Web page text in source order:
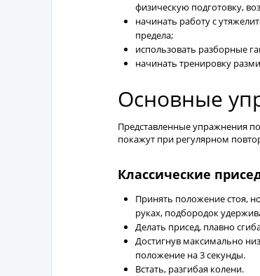
физическую подготовку,
начинать работу с
предела;
использовать разборные
начинать тренировку
Основные
Представленные упражнения
покажут при регулярном
Классические
Принять положение стоя,
руках, подбородок
Делать присед, плавно
Достигнув максимально
положение на 3 секунды.
Встать, разгибая колени.